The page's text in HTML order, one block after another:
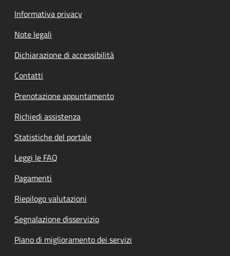
Informativa privacy
Note legali
Dichiarazione di accessibilità
Contatti
Prenotazione appuntamento
Richiedi assistenza
Statistiche del portale
Leggi le FAQ
Pagamenti
Riepilogo valutazioni
Segnalazione disservizio
Piano di miglioramento dei servizi